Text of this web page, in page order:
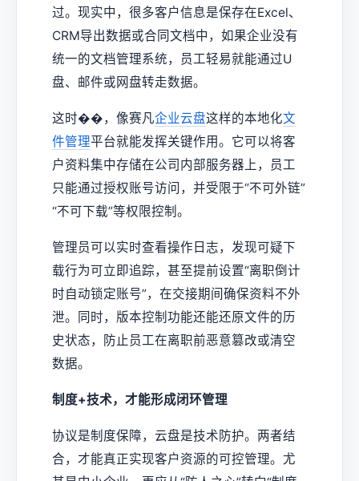
过。现实中，很多客户信息是保存在Excel、
CRM导出数据或合同文档中，如果企业没有
统一的文档管理系统，员工轻易就能通过U
盘、邮件或网盘转走数据。
这时��，像赛凡企业云盘这样的本地化文
件管理平台就能发挥关键作用。它可以将客
户资料集中存储在公司内部服务器上，员工
只能通过授权账号访问，并受限于“不可外链”
“不可下载”等权限控制。
管理员可以实时查看操作日志，发现可疑下
载行为可立即追踪，甚至提前设置“离职倒计
时自动锁定账号”，在交接期间确保资料不外
泄。同时，版本控制功能还能还原文件的历
史状态，防止员工在离职前恶意篡改或清空
数据。
制度+技术，才能形成闭环管理
协议是制度保障，云盘是技术防护。两者结
合，才能真正实现客户资源的可控管理。尤